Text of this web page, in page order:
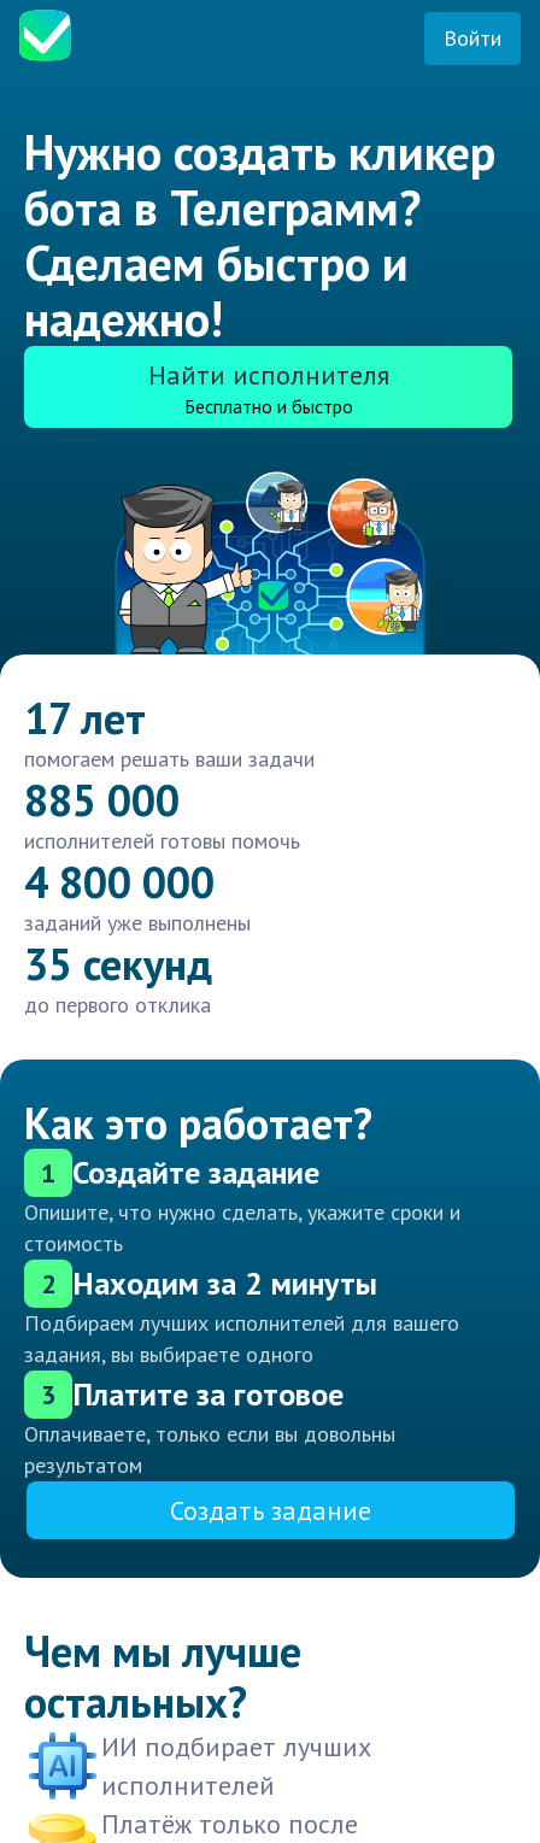
Войти
Нужно создать кликер
бота в Телеграмм?
Сделаем быстро и
надежно!
Найти исполнителя
Бесплатно и быстро
17 лет
помогаем решать ваши задачи
885 000
исполнителей готовы помочь
4 800 000
заданий уже выполнены
35 секунд
до первого отклика
Как это работает?
1 Создайте задание
Опишите, что нужно сделать, укажите сроки и
стоимость
2 Находим за 2 минуты
Подбираем лучших исполнителей для вашего
задания, вы выбираете одного
3 Платите за готовое
Оплачиваете, только если вы довольны
результатом
Создать задание
Чем мы лучше
остальных?
ИИ подбирает лучших
исполнителей
Платёж только после